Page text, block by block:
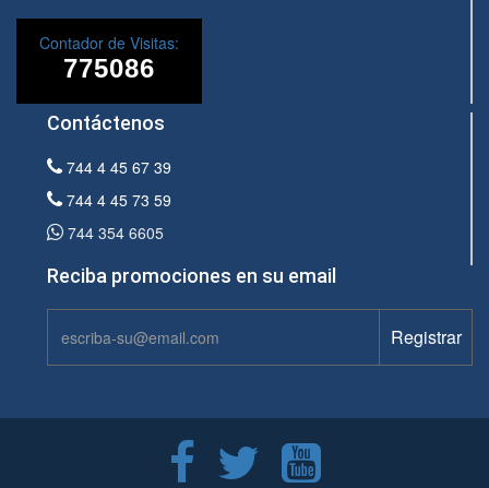
Contador de Visitas:
Contáctenos
744 4 45 67 39
744 4 45 73 59
744 354 6605
Reciba promociones en su email